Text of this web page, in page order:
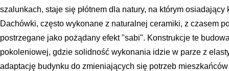
szalunkach, staje się płótnem dla natury, na którym
Dachówki, często wykonane z naturalnej ceramiki, z czasem
postrzegane jako pożądany efekt "sabi". Konstrukcje te
pokoleniowej, gdzie solidność wykonania idzie w parze z
adaptację budynku do zmieniających się potrzeb